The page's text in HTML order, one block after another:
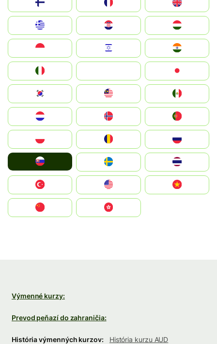
United Kingdom
Magyarország
South Korea
United States
中國香港特別行政區
Výmenné kurzy:
Prevod peňazí do zahraničia:
História výmenných kurzov:
História kurzu AUD